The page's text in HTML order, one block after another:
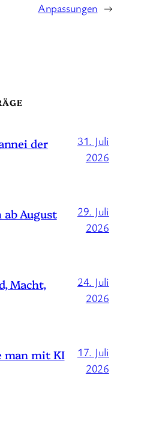
Anpassungen →
der
31. Juli
2026
ab August
29. Juli
2026
Macht,
24. Juli
2026
man mit KI
17. Juli
2026